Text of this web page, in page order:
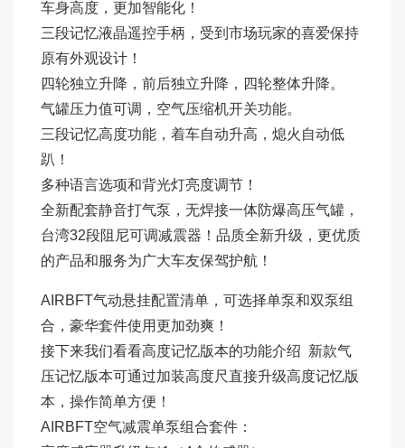
车身高度，更加智能化！
三段记忆液晶遥控手柄，受到市场玩家的喜爱保持
原有外观设计！
四轮独立升降，前后独立升降，四轮整体升降。
气罐压力值可调，空气压缩机开关功能。
三段记忆高度功能，着车自动升高，熄火自动低
趴！
多种语言选项和背光灯亮度调节！
全新配套静音打气泵，无焊接一体防爆高压气罐，
台湾32段阻尼可调减震器！品质全新升级，更优质
的产品和服务为广大车友保驾护航！
AIRBFT气动悬挂配置清单，可选择单泵和双泵组
合，豪华套件使用更加劲爽！
接下来我们看看高度记忆版本的功能介绍 新款气
压记忆版本可通过加装高度尺直接升级高度记忆版
本，操作简单方便！
AIRBFT空气减震单泵组合套件：